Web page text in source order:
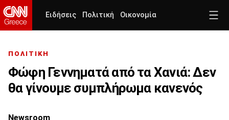
Ειδήσεις Πολιτική Οικονομία
ΠΟΛΙΤΙΚΗ
Φώφη Γεννηματά από τα Χανιά: Δεν
θα γίνουμε συμπλήρωμα κανενός
Newsroom